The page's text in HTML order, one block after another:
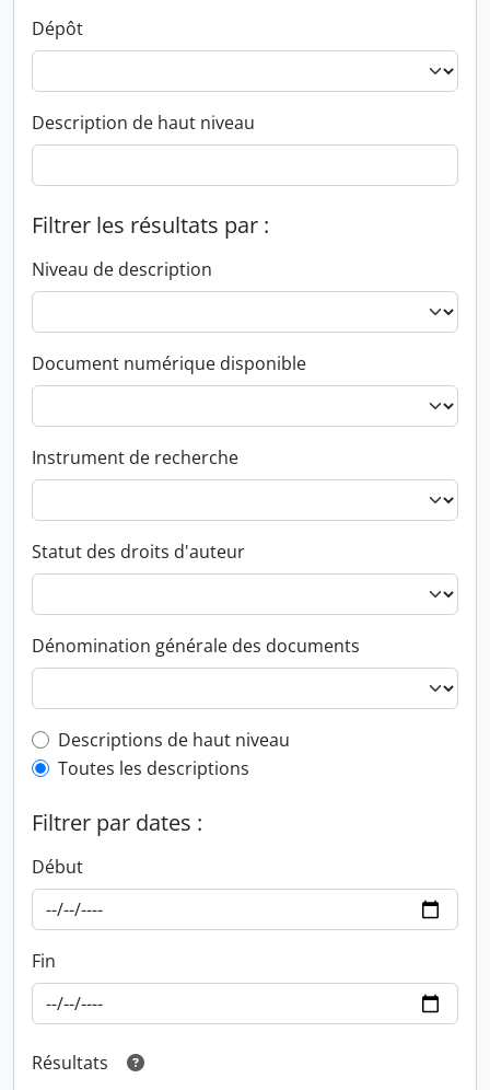
Dépôt
Description de haut niveau
Filtrer les résultats par :
Niveau de description
Document numérique disponible
Instrument de recherche
Statut des droits d'auteur
Dénomination générale des documents
Top-level description filter
Descriptions de haut niveau
Toutes les descriptions
Filtrer par dates :
Début
Fin
Résultats